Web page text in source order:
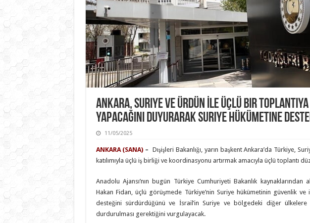
Ankara, Suriye Ve Ürdün İle Üçlü Bir
Yapacağını Duyurarak Suriye Hükümetine
11/05/2025
ANKARA (SANA) – Dışişleri Bakanlığı, yarın başkent Ankara’da Türkiye,
katılımıyla üçlü iş birliği ve koordinasyonu artırmak amacıyla üçlü toplantı
Anadolu Ajansı’nın bugün Türkiye Cumhuriyeti Bakanlık kaynaklarından
Hakan Fidan, üçlü görüşmede Türkiye’nin Suriye hükümetinin güvenlik ve
desteğini sürdürdüğünü ve İsrail’in Suriye ve bölgedeki diğer ülkelere
durdurulması gerektiğini vurgulayacak.